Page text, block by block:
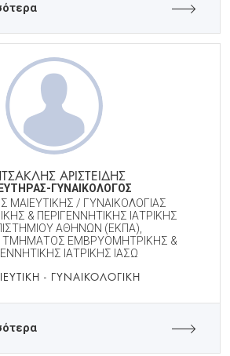
ΑΡΙΣΤΕΙΔΗΣ
ΓΥΝΑΙΚΟΛΟΓΟΣ
ΜΑΙΕΥΤΙΚΗΣ / ΓΥΝΑΙΚΟΛΟΓΙΑΣ
& ΠΕΡΙΓΕΝΝΗΤΙΚΗΣ ΙΑΤΡΙΚΗΣ
ΑΘΗΝΩΝ (ΕΚΠΑ),
ΤΜΗΜΑΤΟΣ ΕΜΒΡΥΟΜΗΤΡΙΚΗΣ &
ΙΑΤΡΙΚΗΣ ΙΑΣΩ
- ΓΥΝΑΙΚΟΛΟΓΙΚΉ